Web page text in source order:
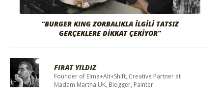
“BURGER KING ZORBALIKLA İLGİLİ TATSIZ
GERÇEKLERE DİKKAT ÇEKİYOR”
FIRAT YILDIZ
Founder of Elma+Alt+Shift, Creative Partner at
Madam Martha UK, Blogger, Painter